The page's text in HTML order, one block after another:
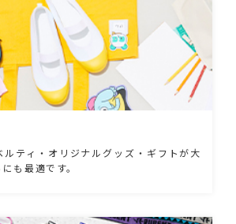
ルティ・オリジナルグッズ・ギフトが大
も最適です。